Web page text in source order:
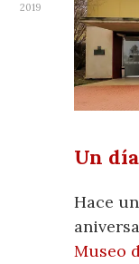
2019
Un
Hace
Museo